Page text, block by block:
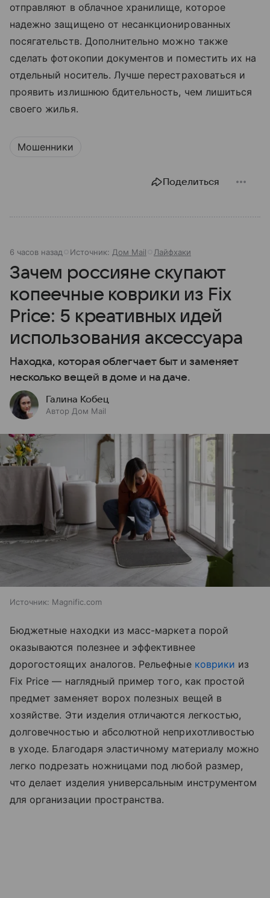
отправляют в облачное хранилище, которое
надежно защищено от несанкционированных
посягательств. Дополнительно можно также
сделать фотокопии документов и поместить их на
отдельный носитель. Лучше перестраховаться и
проявить излишнюю бдительность, чем лишиться
своего жилья.
Мошенники
Поделиться
6 часов назад Источник: Дом Mail Лайфхаки
Зачем россияне скупают
копеечные коврики из Fix
Price: 5 креативных идей
использования аксессуара
Находка, которая облегчает быт и заменяет
несколько вещей в доме и на даче.
Галина Кобец
Автор Дом Mail
Источник: Magnific.com
Бюджетные находки из масс-маркета порой
оказываются полезнее и эффективнее
дорогостоящих аналогов. Рельефные коврики из
Fix Price — наглядный пример того, как простой
предмет заменяет ворох полезных вещей в
хозяйстве. Эти изделия отличаются легкостью,
долговечностью и абсолютной неприхотливостью
в уходе. Благодаря эластичному материалу можно
легко подрезать ножницами под любой размер,
что делает изделия универсальным инструментом
для организации пространства.